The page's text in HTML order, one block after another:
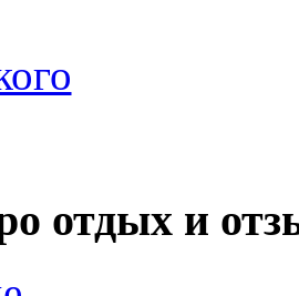
отдых и